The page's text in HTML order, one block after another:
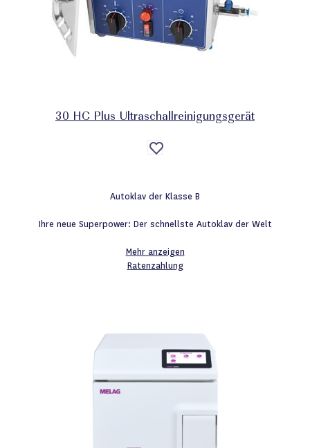
30 HC Plus Ultraschallreinigungsgerät
Auf
die
Autoklav der Klasse B
Ihre neue Superpower: Der schnellste Autoklav der Welt
Mehr anzeigen
Ratenzahlung